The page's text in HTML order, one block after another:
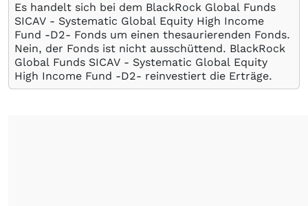
Es handelt sich bei dem BlackRock Global Funds
SICAV - Systematic Global Equity High Income
Fund -D2- Fonds um einen thesaurierenden Fonds.
Nein, der Fonds ist nicht ausschüttend. BlackRock
Global Funds SICAV - Systematic Global Equity
High Income Fund -D2- reinvestiert die Erträge.